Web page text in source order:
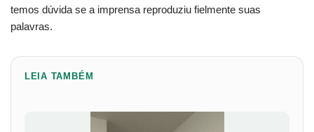
temos dúvida se a imprensa reproduziu fielmente suas
palavras.
LEIA TAMBÉM